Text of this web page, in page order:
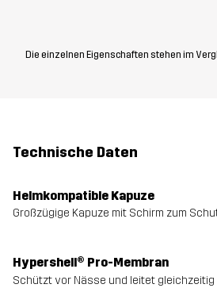
Die einzelnen Eigenschaften stehen im
Technische Daten
Helmkompatible Kapuze
Großzügige Kapuze mit Schirm zum
Hypershell® Pro-Membran
Schützt vor Nässe und leitet